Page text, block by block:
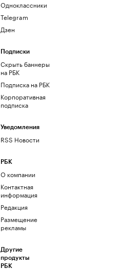
Одноклассники
Telegram
Дзен
Подписки
Скрыть баннеры
на РБК
Подписка на РБК
Корпоративная
подписка
Уведомления
RSS Новости
РБК
О компании
Контактная
информация
Редакция
Размещение
рекламы
Другие
продукты
РБК